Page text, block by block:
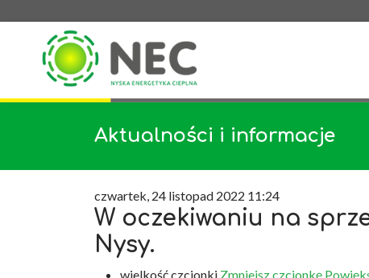
Aktualności i informacje
czwartek, 24 listopad 2022 11:24
W oczekiwaniu na
Nysy.
wielkość czcionki Zmniejsz czcionkę